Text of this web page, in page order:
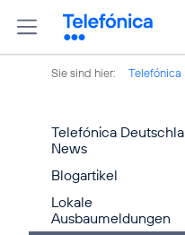
Sie sind hier: Telefónica
Telefónica
News
Blogartikel
Lokale
Ausbaumeldungen